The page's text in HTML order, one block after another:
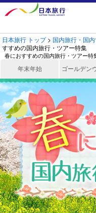
日本旅行 トップ> 国内旅行・国
すすめの国内旅行・ツアー特集
春におすすめの国内旅行・ツアー特
年末年始 ゴールデン